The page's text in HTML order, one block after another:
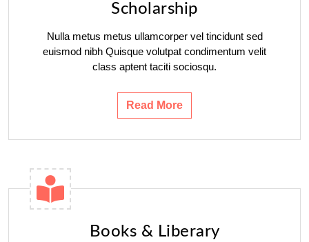
Scholarship
Nulla metus metus ullamcorper vel tincidunt sed
euismod nibh Quisque volutpat condimentum velit
class aptent taciti sociosqu.
Read More
Books & Liberary